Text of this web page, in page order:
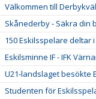
Välkommen till
Skånederby - Säkra din
150 Eskilsspelare deltar
Eskilsminne IF - IFK
U21-landslaget besökte
Studenten för